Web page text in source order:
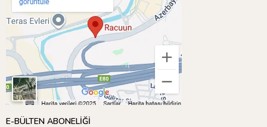
Bu set ile dilerseniz yüksek binaları olan modern bir şehir,
peluş oyuncaklarınız için bir kale yaparken, minik oyuncak
E-BÜLTEN ABONELİĞİ